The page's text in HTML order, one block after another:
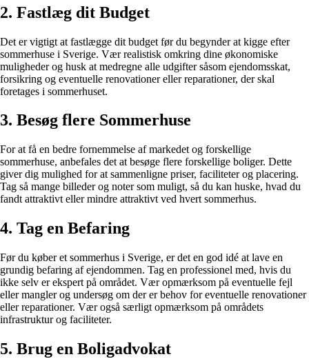
2. Fastlæg dit Budget
Det er vigtigt at fastlægge dit budget før du begynder at kigge efter
sommerhuse i Sverige. Vær realistisk omkring dine økonomiske
muligheder og husk at medregne alle udgifter såsom ejendomsskat,
forsikring og eventuelle renovationer eller reparationer, der skal
foretages i sommerhuset.
3. Besøg flere Sommerhuse
For at få en bedre fornemmelse af markedet og forskellige
sommerhuse, anbefales det at besøge flere forskellige boliger. Dette
giver dig mulighed for at sammenligne priser, faciliteter og placering.
Tag så mange billeder og noter som muligt, så du kan huske, hvad du
fandt attraktivt eller mindre attraktivt ved hvert sommerhus.
4. Tag en Befaring
Før du køber et sommerhus i Sverige, er det en god idé at lave en
grundig befaring af ejendommen. Tag en professionel med, hvis du
ikke selv er ekspert på området. Vær opmærksom på eventuelle fejl
eller mangler og undersøg om der er behov for eventuelle renovationer
eller reparationer. Vær også særligt opmærksom på områdets
infrastruktur og faciliteter.
5. Brug en Boligadvokat